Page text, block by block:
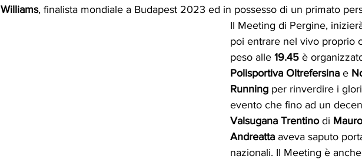
Williams, finalista mondiale a Budapest 2023 ed in possesso di un primato
Il Meeting di Pergine,
poi entrare nel vivo proprio
peso alle 19.45 è
Polisportiva Oltrefersina e
Running per rinverdire i
evento che fino ad un
Valsugana Trentino di
Andreatta aveva saputo
nazionali. Il Meeting è